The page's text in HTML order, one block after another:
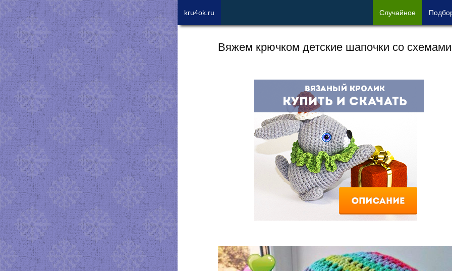
Вяжем крючком детские шапочки со схемами
kru4ok.ru Случайное Под